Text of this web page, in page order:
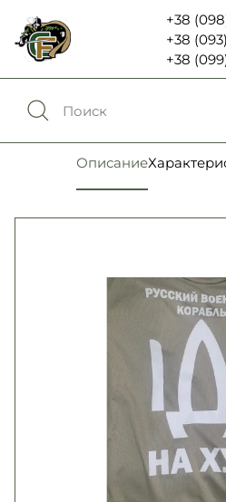
+38
+38
+38
Сравнение0
Избранное0
Обувь
Фонари, бинокли и
Шевроны, патчи ,
Second Hand NATO
Описание